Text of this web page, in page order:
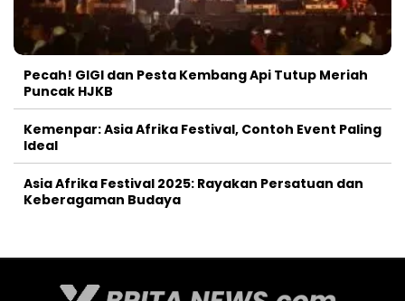
Pecah! GIGI dan Pesta Kembang Api Tutup Meriah
Puncak HJKB
Kemenpar: Asia Afrika Festival, Contoh Event Paling
Ideal
Asia Afrika Festival 2025: Rayakan Persatuan dan
Keberagaman Budaya